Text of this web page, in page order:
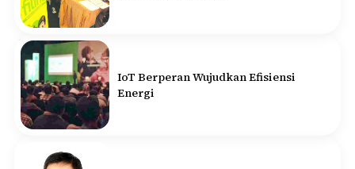
IoT Berperan Wujudkan Efisiensi
Energi